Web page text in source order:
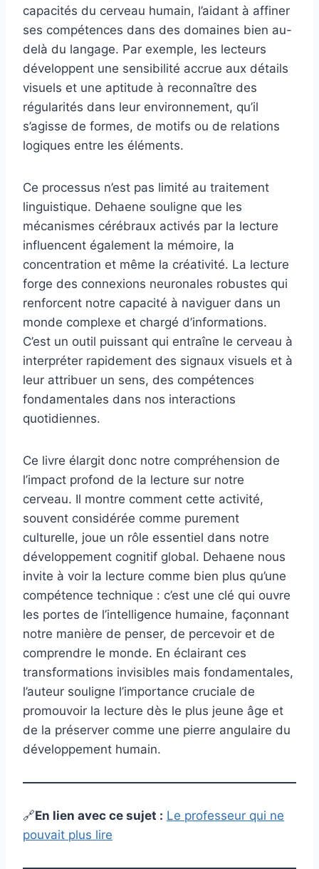
capacités du cerveau humain, l’aidant à affiner
ses compétences dans des domaines bien au-
delà du langage. Par exemple, les lecteurs
développent une sensibilité accrue aux détails
visuels et une aptitude à reconnaître des
régularités dans leur environnement, qu’il
s’agisse de formes, de motifs ou de relations
logiques entre les éléments.
Ce processus n’est pas limité au traitement
linguistique. Dehaene souligne que les
mécanismes cérébraux activés par la lecture
influencent également la mémoire, la
concentration et même la créativité. La lecture
forge des connexions neuronales robustes qui
renforcent notre capacité à naviguer dans un
monde complexe et chargé d’informations.
C’est un outil puissant qui entraîne le cerveau à
interpréter rapidement des signaux visuels et à
leur attribuer un sens, des compétences
fondamentales dans nos interactions
quotidiennes.
Ce livre élargit donc notre compréhension de
l’impact profond de la lecture sur notre
cerveau. Il montre comment cette activité,
souvent considérée comme purement
culturelle, joue un rôle essentiel dans notre
développement cognitif global. Dehaene nous
invite à voir la lecture comme bien plus qu’une
compétence technique : c’est une clé qui ouvre
les portes de l’intelligence humaine, façonnant
notre manière de penser, de percevoir et de
comprendre le monde. En éclairant ces
transformations invisibles mais fondamentales,
l’auteur souligne l’importance cruciale de
promouvoir la lecture dès le plus jeune âge et
de la préserver comme une pierre angulaire du
développement humain.
🔗En lien avec ce sujet : Le professeur qui ne
pouvait plus lire